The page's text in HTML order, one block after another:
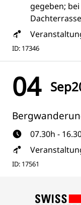
gegeben;
ID: 17346
04 Sep
07.30h -
ID: 17561